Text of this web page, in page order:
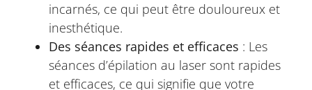
incarnés, ce qui peut être douloureux et
inesthétique.
Des séances rapides et efficaces : Les
séances d’épilation au laser sont rapides
et efficaces, ce qui signifie que votre